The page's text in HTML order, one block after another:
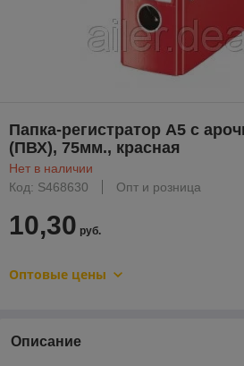
Папка-регистратор А5 с
(ПВХ), 75мм., красная
Нет в наличии
Код: S468630
Опт и розница
10,30 руб.
Оптовые цены
Описание